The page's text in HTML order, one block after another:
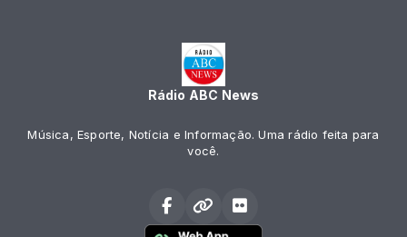
Rádio ABC News
Música, Esporte, Notícia e Informação. Uma rádio feita para
você.